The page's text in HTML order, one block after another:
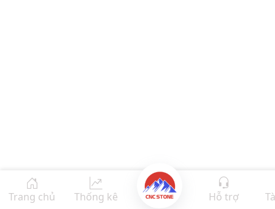
Trang chủ Thống kê Hỗ trợ